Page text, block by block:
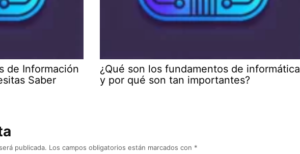
de Información
Saber
¿Qué son los fundamentos de informática
y por qué son tan importantes?
publicada. Los campos obligatorios están marcados con *